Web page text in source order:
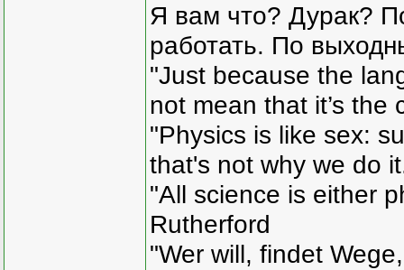
Я вам что? Дурак?
работать. По
"Just because the
not mean that it’s the
"Physics is like sex:
that's not why we do
"All science is either
Rutherford
"Wer will, findet